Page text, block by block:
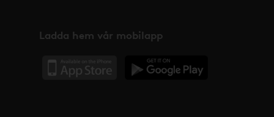
Ladda hem vår mobilapp